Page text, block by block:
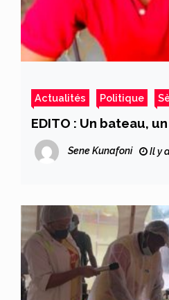
Actualités Politique
EDITO : Un bateau,
Sene Kunafoni Il y